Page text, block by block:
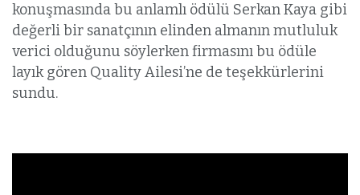
konuşmasında bu anlamlı ödülü Serkan Kaya gibi
değerli bir sanatçının elinden almanın mutluluk
verici olduğunu söylerken firmasını bu ödüle
layık gören Quality Ailesi’ne de teşekkürlerini
sundu.